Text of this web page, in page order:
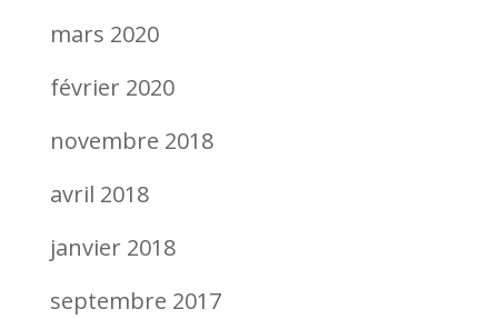
mars 2020
février 2020
novembre 2018
avril 2018
janvier 2018
septembre 2017